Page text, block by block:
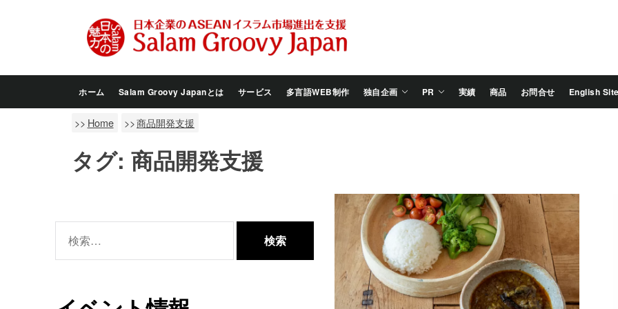
Groovy
Japan
ホーム Salam Groovy Japanとは サービス 多言語WEB制作 独自企画 PR 実績 商品 お問合せ English
Home 商品開発支援
タグ: 商品開発支援
索: